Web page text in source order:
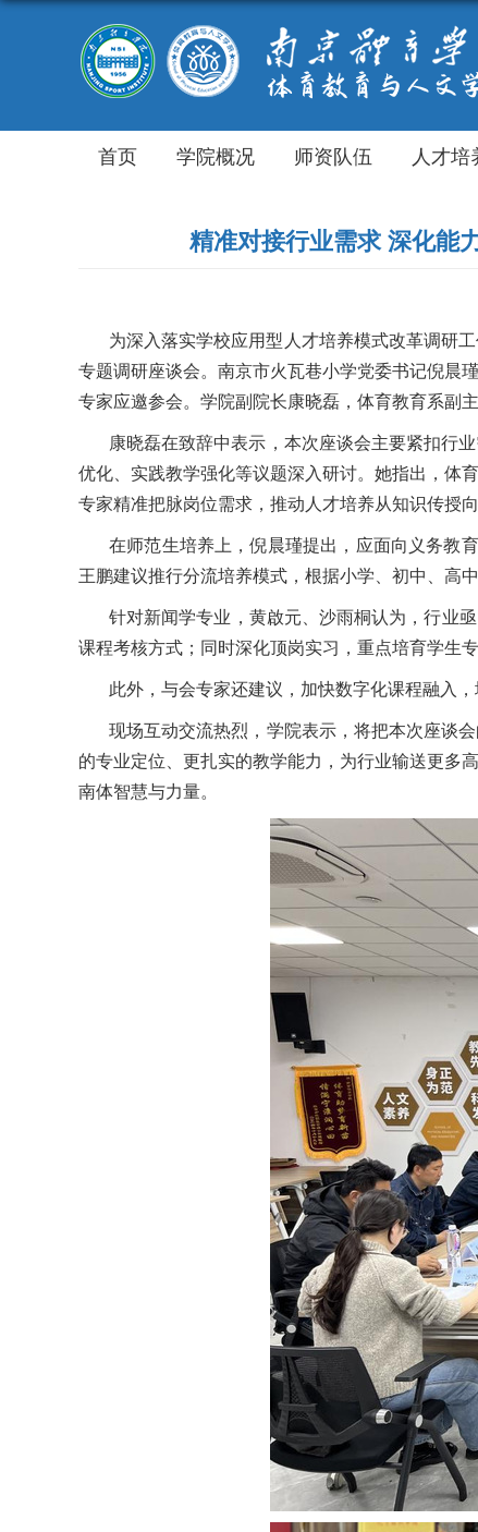
首页 学院概况 师资队伍 人才培
精准对接行业需求 深化能
为深入落实学校应用型人才培养模式改革调研
专题调研座谈会。南京市火瓦巷小学党委书记倪晨
专家应邀参会。学院副院长康晓磊，体育教育系副
康晓磊在致辞中表示，本次座谈会主要紧扣行
优化、实践教学强化等议题深入研讨。她指出，体
专家精准把脉岗位需求，推动人才培养从知识传授
在师范生培养上，倪晨瑾提出，应面向义务教
王鹏建议推行分流培养模式， 根据小学、初中、高中
针对新闻学专业，黄啟元、沙雨桐认为，行业
课程考核方式；同时深化顶岗实习，重点培育学生
此外， 与会专家还建议，加快数字化课程融入
现场互动交流热烈，学院表示， 将把本次座谈
的专业定位、更扎实的教学能力，为行业输送更多
南体智慧与力量。